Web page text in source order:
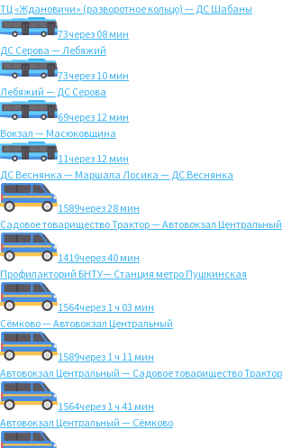
ТЦ «Ждановичи» (разворотное кольцо) — ДС Шабаны
73через 08 мин
ДС Серова — Лебяжий
73через 10 мин
Лебяжий — ДС Серова
69через 12 мин
Вокзал — Масюковщина
11через 12 мин
ДС Веснянка — Маршала Лосика — ДС Веснянка
1589через 28 мин
Садовое товарищество Трактор — Автовокзал Центральный
1419через 40 мин
Профилакторий БНТУ— Станция метро Пушкинская
1564через 1 ч 03 мин
Сёмково — Автовокзал Центральный
1589через 1 ч 11 мин
Автовокзал Центральный — Садовое товарищество Трактор
1564через 1 ч 41 мин
Автовокзал Центральный — Сёмково